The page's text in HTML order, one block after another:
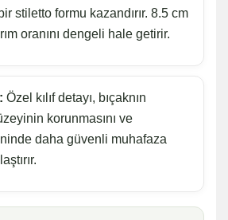
stiletto formu kazandırır. 8.5 cm
oranını dengeli hale getirir.
Özel kılıf detayı, bıçaknın
korunmasını ve
daha güvenli muhafaza